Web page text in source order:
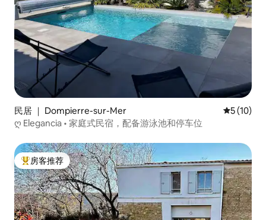
民居 ｜ Dompierre-sur-Mer 平均评分
5 (10)
ღ Elegancia • 家庭式民宿，配备游泳池和停车位
热门「房客推荐」
房客推荐